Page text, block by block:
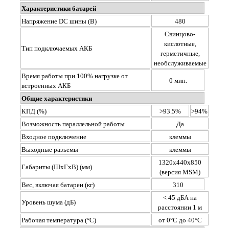
Характеристики батарей
Напряжение DC шины (В)
480
Тип подключаемых АКБ
Свинцово-
кислотные,
герметичные,
необслуживаемые
Время работы при 100% нагрузке от
встроенных АКБ
0 мин.
Общие характеристики
КПД (%)
>93.5%
>94%
Возможность параллельной работы
Да
Входное подключение
клеммы
Выходные разъемы
клеммы
Габариты (ШхГхВ) (мм)
1320x440x850
(версия MSM)
Вес, включая батареи (кг)
310
Уровень шума (дБ)
< 45 дБА на
расстоянии 1 м
Рабочая температура (°С)
от 0°С до 40°С